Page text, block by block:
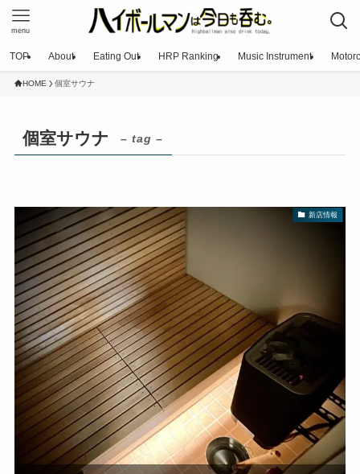
menu
TOP About Eating Out HRP Ranking Music Instrument
HOME 個室サウナ
個室サウナ – tag –
新店情報